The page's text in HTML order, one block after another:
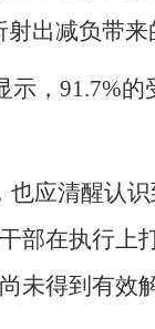
出减负带来
示，91.7%
也应清醒认
部在执行上
未得到有效